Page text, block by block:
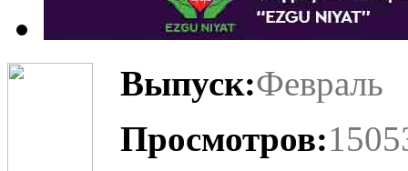
Выпуск:Февраль
Просмотров: